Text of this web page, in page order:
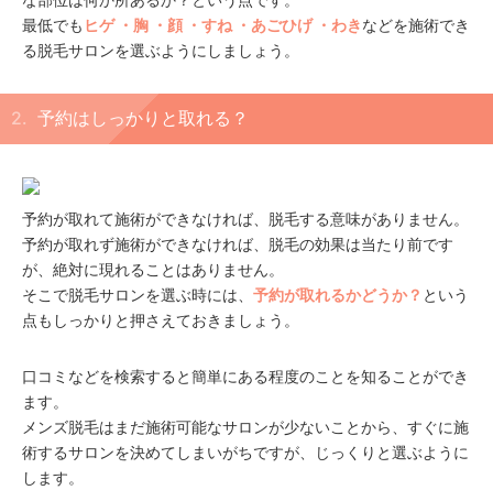
最低でも ヒゲ ・胸 ・顔 ・すね ・あごひげ ・わきなどを施術でき
る脱毛サロンを選ぶようにしましょう。
予約はしっかりと取れる？
予約が取れて施術ができなければ、脱毛する意味がありません。
予約が取れず施術ができなければ、脱毛の効果は当たり前です
が、絶対に現れることはありません。
そこで脱毛サロンを選ぶ時には、 予約が取れるかどうか？ という
点もしっかりと押さえておきましょう。
口コミなどを検索すると簡単にある程度のことを知ることができ
ます。
メンズ脱毛はまだ施術可能なサロンが少ないことから、すぐに施
術するサロンを決めてしまいがちですが、じっくりと選ぶように
します。